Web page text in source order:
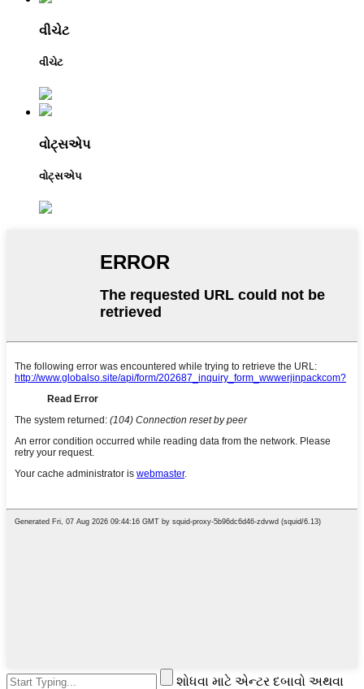
વીચેટ
વીચેટ
વોટ્સએપ
વોટ્સએપ
શોધવા માટે એન્ટર દબાવો અથવા